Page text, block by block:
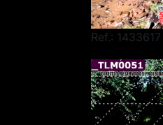
Ref.: 1433617